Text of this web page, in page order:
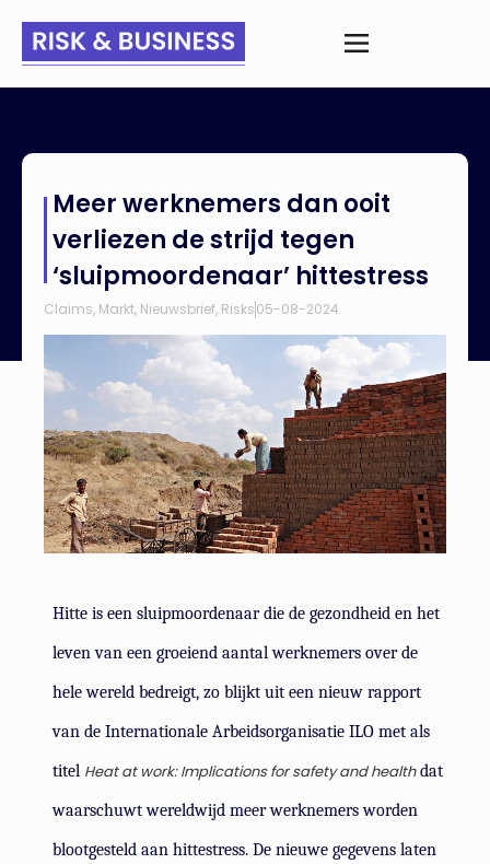
tegen ‘sluipmoordenaar’ hittestress
Meer werknemers dan ooit
verliezen de strijd tegen
‘sluipmoordenaar’ hittestress
Claims, Markt, Nieuwsbrief, Risks05-08-2024
Hitte is een sluipmoordenaar die de gezondheid en het
leven van een groeiend aantal werknemers over de
hele wereld bedreigt, zo blijkt uit een nieuw rapport
van de Internationale Arbeidsorganisatie ILO met als
titel Heat at work: Implications for safety and health dat
waarschuwt wereldwijd meer werknemers worden
blootgesteld aan hittestress. De nieuwe gegevens laten